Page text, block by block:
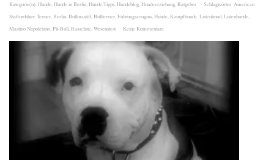
Kategorie(n):Hunde Hunde in Berlin Hunde-Tipps Hundeblog Hundeerziehung Ratgeber Schlagwörter: American
Staffordshire Terrier Berlin Bullmastiff, Bullterrier Führungszeugnis Hunde Kampfhunde Listenhund Listenhunde
Mastino Napoletano Pit-Bull Rasseliste Wesenstest Keine Kommentare